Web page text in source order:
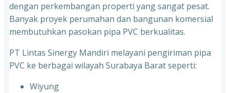
dengan perkembangan properti yang sangat pesat.
Banyak proyek perumahan dan bangunan komersial
membutuhkan pasokan pipa PVC berkualitas.
PT Lintas Sinergy Mandiri melayani pengiriman pipa
PVC ke berbagai wilayah Surabaya Barat seperti:
Wiyung